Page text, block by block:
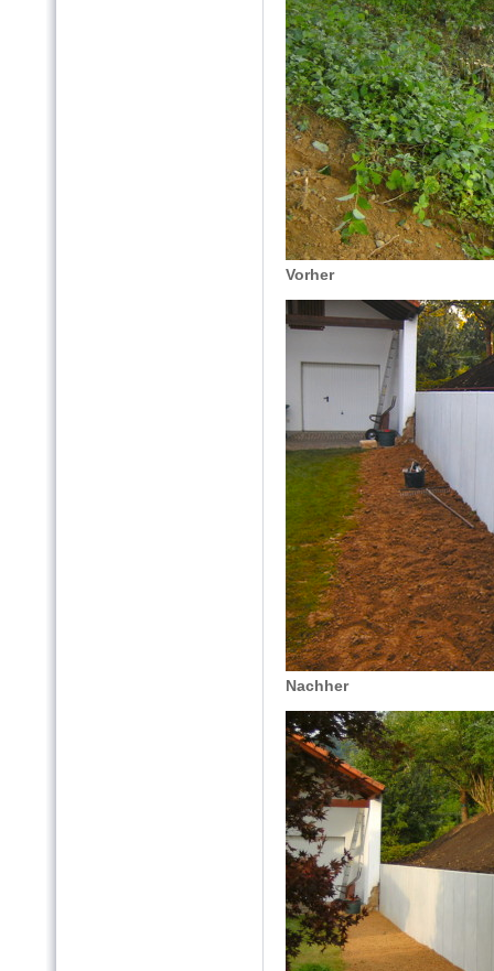
Vorher
Nachher